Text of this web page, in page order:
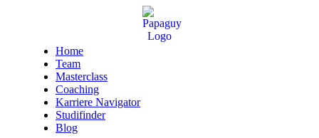
Home
Team
Masterclass
Coaching
Karriere Navigator
Studifinder
Blog